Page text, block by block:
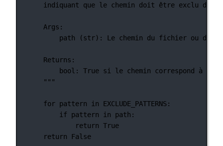
indiquant que le chemin doit être exclu du
Args:
path (str): Le chemin du fichier ou du
Returns:
bool: True si le chemin correspond à
"""
for pattern in EXCLUDE_PATTERNS:
if pattern in path:
return True
return
False